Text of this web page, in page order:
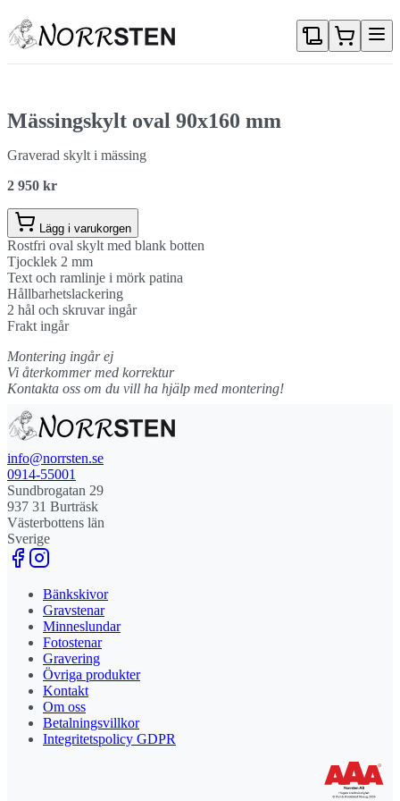
Mässingskylt oval 90x160 mm
Graverad skylt i mässing
2 950 kr
Lägg i varukorgen
Rostfri oval skylt med blank botten
Tjocklek 2 mm
Text och ramlinje i mörk patina
Hållbarhetslackering
2 hål och skruvar ingår
Frakt ingår
Montering ingår ej
Vi återkommer med korrektur
Kontakta oss om du vill ha hjälp med montering!
info@norrsten.se
0914-55001
Sundbrogatan 29
937 31 Burträsk
Västerbottens län
Sverige
Bänkskivor
Gravstenar
Minneslundar
Fotostenar
Gravering
Övriga produkter
Kontakt
Om oss
Betalningsvillkor
Integritetspolicy GDPR